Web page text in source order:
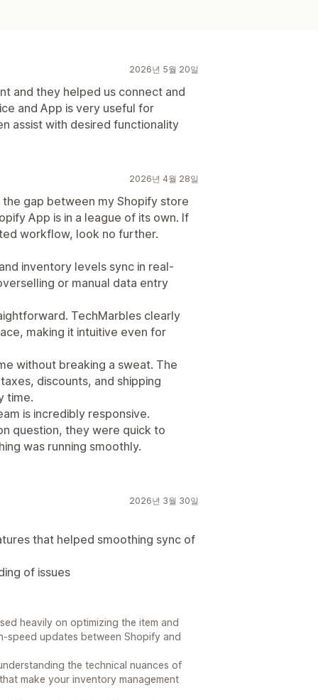
2026년 5월 20일
and they helped us connect and
and App is very useful for
assist with desired functionality
2026년 4월 28일
gap between my Shopify store
App is in a league of its own. If
workflow, look no further.
inventory levels sync in real-
or manual data entry
TechMarbles clearly
making it intuitive even for
without breaking a sweat. The
discounts, and shipping
time.
is incredibly responsive.
question, they were quick to
was running smoothly.
2026년 3월 30일
that helped smoothing sync of
of issues
heavily on optimizing the item and
speed updates between Shopify and
the technical nuances of
make your inventory management